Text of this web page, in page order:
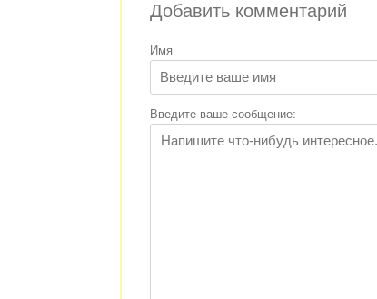
Добавить комментарий
Имя
Введите ваше сообщение: